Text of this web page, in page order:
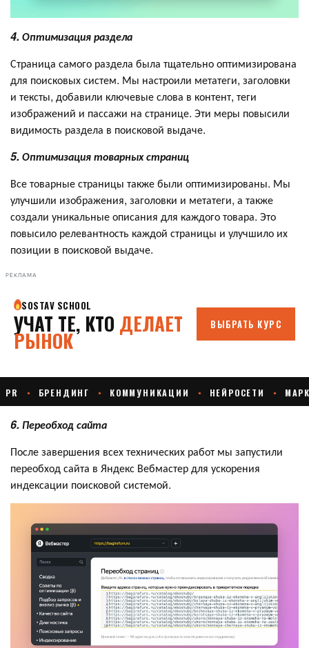
4. Оптимизация раздела
Страница самого раздела была тщательно оптимизирована
для поисковых систем. Мы настроили метатеги, заголовки
и тексты, добавили ключевые слова в контент, теги
изображений и пассажи на странице. Эти меры повысили
видимость раздела в поисковой выдаче.
5. Оптимизация товарных страниц
Все товарные страницы также были оптимизированы. Мы
улучшили изображения, заголовки и метатеги, а также
создали уникальные описания для каждого товара. Это
повысило релевантность каждой страницы и улучшило их
позиции в поисковой выдаче.
РЕКЛАМА
6. Переобход сайта
После завершения всех технических работ мы запустили
переобход сайта в Яндекс Вебмастер для ускорения
индексации поисковой системой.